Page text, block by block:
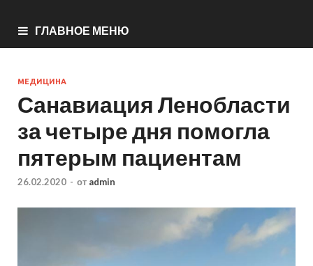
ГЛАВНОЕ МЕНЮ
МЕДИЦИНА
Санавиация Ленобласти
за четыре дня помогла
пятерым пациентам
26.02.2020 - от admin